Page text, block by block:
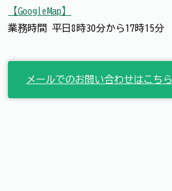
【GoogleMap】
業務時間 平日8時30分から17時15分
メールでのお問い合わせはこちら